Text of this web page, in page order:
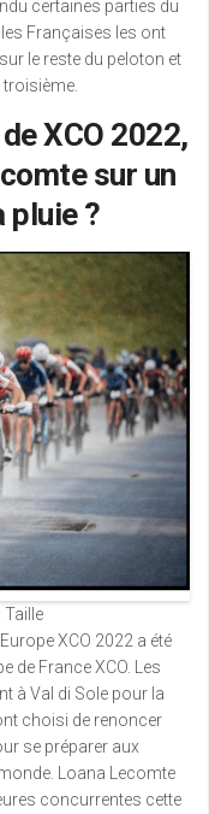
certaines parties du
Françaises les ont
le reste du peloton et
XCO 2022,
sur un
pluie ?
Taille
XCO 2022 a été
de France XCO. Les
à Val di Sole pour la
choisi de renoncer
se préparer aux
Loana Lecomte
concurrentes cette